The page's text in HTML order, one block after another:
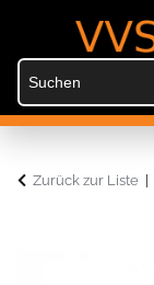
Zurück zur Liste